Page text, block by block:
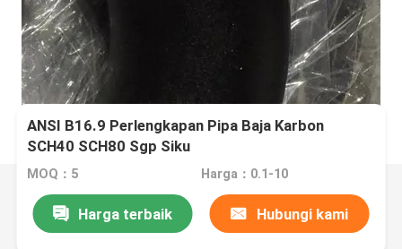
ANSI B16.9 Perlengkapan Pipa Baja Karbon
SCH40 SCH80 Sgp Siku
MOQ：5 Harga：0.1-10
Harga terbaik Hubungi kami